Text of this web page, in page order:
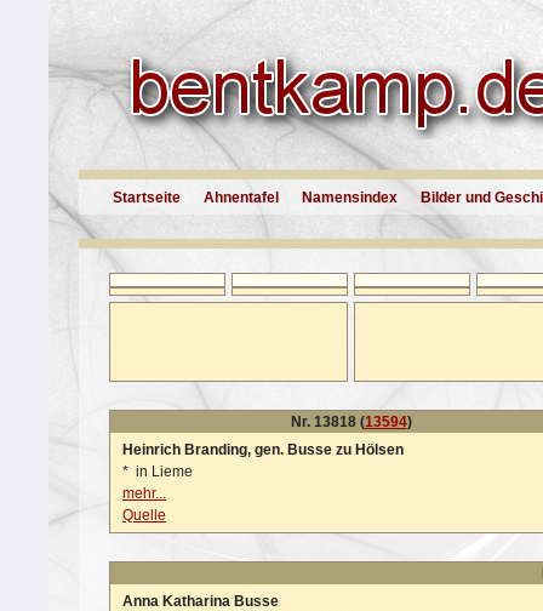
Startseite Ahnentafel Namensindex Bilder und
Nr. 13818 (13594)
Heinrich Branding, gen. Busse zu Hölsen
* in Lieme
mehr...
Quelle
Anna Katharina Busse